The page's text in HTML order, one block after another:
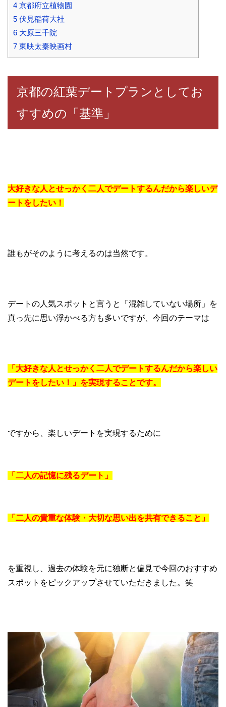
4 京都府立植物園
5 伏見稲荷大社
6 大原三千院
7 東映太秦映画村
京都の紅葉デートプランとしてお
すすめの「基準」
大好きな人とせっかく二人でデートするんだから楽しいデ
ートをしたい！
誰もがそのように考えるのは当然です。
デートの人気スポットと言うと「混雑していない場所」を
真っ先に思い浮かべる方も多いですが、今回のテーマは
「大好きな人とせっかく二人でデートするんだから楽しい
デートをしたい！」を実現することです。
ですから、楽しいデートを実現するために
「二人の記憶に残るデート」
「二人の貴重な体験・大切な思い出を共有できること」
を重視し、過去の体験を元に独断と偏見で今回のおすすめ
スポットをピックアップさせていただきました。笑